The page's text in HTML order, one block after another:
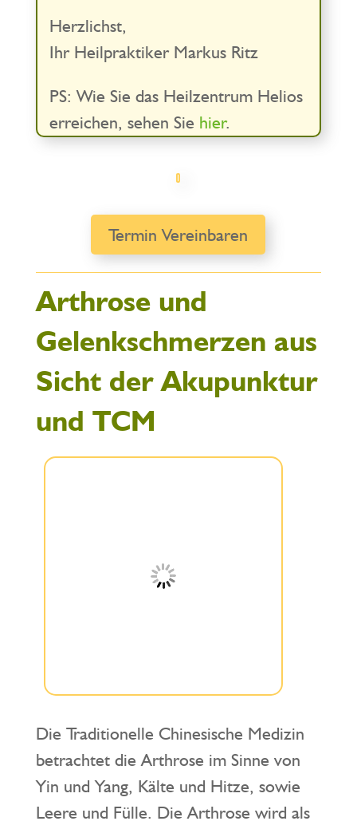
Herzlichst,
Ihr Heilpraktiker Markus Ritz
PS: Wie Sie das Heilzentrum Helios
erreichen, sehen Sie hier.
Termin Vereinbaren
Arthrose und
Gelenkschmerzen aus
Sicht der Akupunktur
und TCM
Die Traditionelle Chinesische Medizin
betrachtet die Arthrose im Sinne von
Yin und Yang, Kälte und Hitze, sowie
Leere und Fülle. Die Arthrose wird als